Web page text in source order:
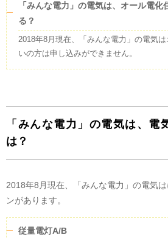
廃棄物5%が含まれます。
温室効果ガス排出
「みんな電力」の電気は、オール電
る？
2018年8月現在、「みんな電力」の電気
いの方は申し込みができません。
「みんな電力」の電気は、電
は？
2018年8月現在、「みんな電力」の電気
ンがあります。
従量電灯A/B